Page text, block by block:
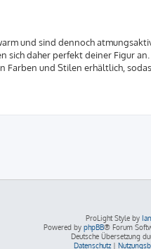
und sind dennoch
sich daher perfekt deiner Figur
Farben und Stilen erhältlich,
ProLight Style by
Powered by phpBB® Forum
Deutsche Übersetzung
Datenschutz |